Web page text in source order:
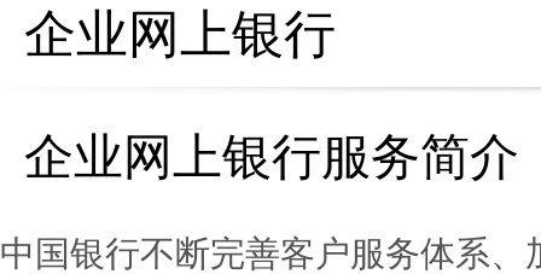
企业网上银行
企业网上银行服务简介
中国银行不断完善客户服务体系